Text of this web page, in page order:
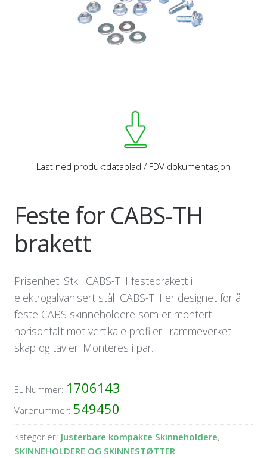
Last ned produktdatablad / FDV dokumentasjon
Feste for CABS-TH
brakett
Prisenhet: Stk. CABS-TH festebrakett i
elektrogalvanisert stål. CABS-TH er designet for å
feste CABS skinneholdere som er montert
horisontalt mot vertikale profiler i rammeverket i
skap og tavler. Monteres i par.
EL Nummer: 1706143
Varenummer: 549450
Kategorier: Justerbare kompakte Skinneholdere,
SKINNEHOLDERE OG SKINNESTØTTER